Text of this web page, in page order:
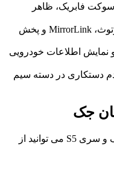
فابریک، ظاهر
اندروید، اپ ها، بلوتوث، MirrorLink و پخش
و نمایش اطلاعات خودرویی
دستکاری در دسته سیم
جک
برای مشاهده همه لوازم مرتبط برند جک و سری S5 می توانید از